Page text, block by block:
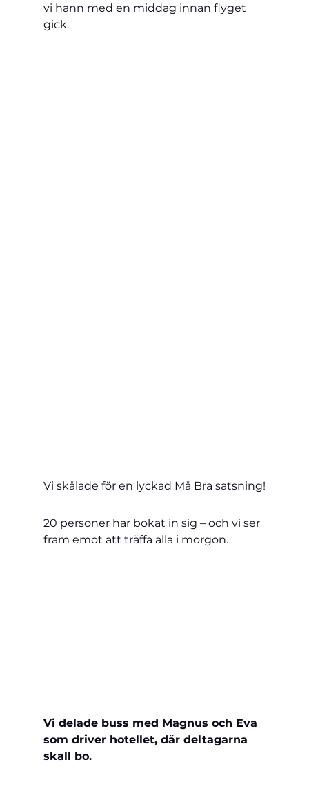
vi hann med en middag innan flyget
gick.
Vi skålade för en lyckad Må Bra satsning!
20 personer har bokat in sig – och vi ser
fram emot att träffa alla i morgon.
Vi delade buss med Magnus och Eva
som driver hotellet, där deltagarna
skall bo.